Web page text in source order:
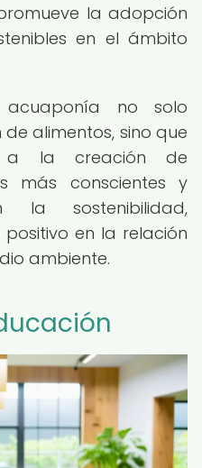
la adopción
en el ámbito
no solo
alimentos, sino que
a la creación de
más conscientes y
la sostenibilidad,
en la relación
ambiente.